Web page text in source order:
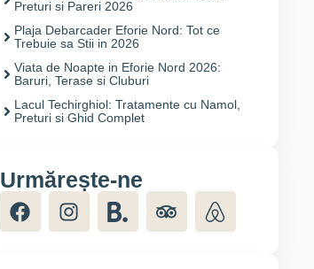
Preturi si Pareri 2026
Plaja Debarcader Eforie Nord: Tot ce
Trebuie sa Stii in 2026
Viata de Noapte in Eforie Nord 2026:
Baruri, Terase si Cluburi
Lacul Techirghiol: Tratamente cu Namol,
Preturi si Ghid Complet
Urmărește-ne